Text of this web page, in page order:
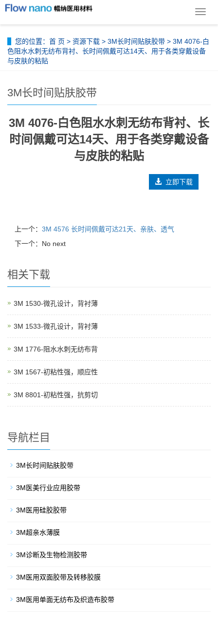
导
单
您的位置： 首 页 > 资源下载 > 3M长时间贴肤胶带 > 3M 4076-白
色阻水水刺无纺布背衬、长时间佩戴可达14天、用于各类穿戴设备
与皮肤的粘贴
3M长时间贴肤胶带
3M 4076-白色阻水水刺无纺布背衬、长
时间佩戴可达14天、用于各类穿戴设备
与皮肤的粘贴
立即下载
上一个： 3M 4576 长时间佩戴可达21天、亲肤、透气
下一个：No next
相关下载
3M 1530-微孔设计，背衬薄
3M 1533-微孔设计，背衬薄
3M 1776-阻水水刺无纺布背
3M 1567-初粘性强，顺应性
3M 8801-初粘性强，抗剪切
导航栏目
3M长时间贴肤胶带
3M医美行业应用胶带
3M医用硅胶胶带
3M超亲水薄膜
3M诊断及生物检测胶带
3M医用双面胶带及转移胶膜
3M医用单面无纺布及织造布胶带